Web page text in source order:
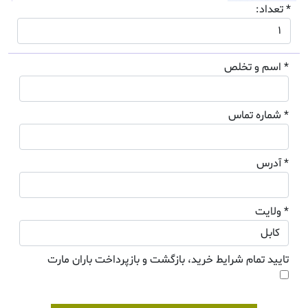
* تعداد:
* اسم و تخلص
* شماره تماس
* آدرس
* ولایت
تایید تمام شرایط خرید، بازگشت و بازپرداخت باران مارت